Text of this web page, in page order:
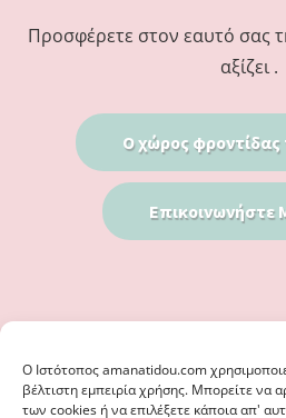
Ο Iστότοπος amanatidou.com
βέλτιστη εμπειρία χρήσης. Μπορείτε να
των cookies ή να επιλέξετε κάποια απ'
Προσφέρετε στον εαυτό σας
αξίζει .
Ο χώρος φροντίδας
Επικοινωνήστε